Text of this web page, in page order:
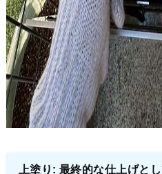
上塗り: 最終的な仕上げと